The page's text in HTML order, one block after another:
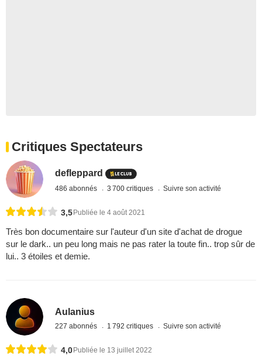
Critiques Spectateurs
defleppard
486 abonnés 3 700 critiques Suivre son activité
3,5 Publiée le 4 août 2021
Très bon documentaire sur l'auteur d'un site d'achat de drogue
sur le dark.. un peu long mais ne pas rater la toute fin.. trop sûr de
lui.. 3 étoiles et demie.
Aulanius
227 abonnés 1 792 critiques Suivre son activité
4,0 Publiée le 13 juillet 2022